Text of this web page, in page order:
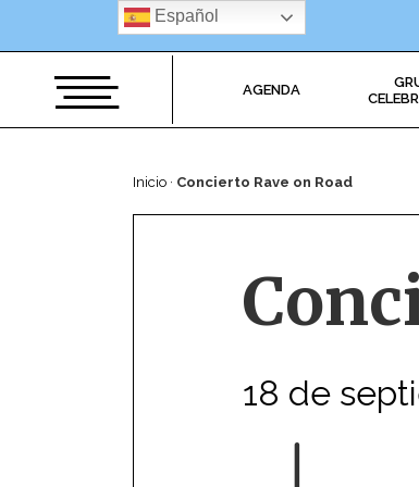
AGENDA
Inicio · Concierto Rave on Road
18 de
Español